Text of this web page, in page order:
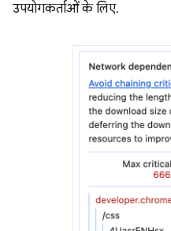
उपयोगकर्ताओं के लिए.